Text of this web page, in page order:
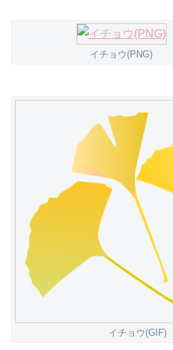
イチョウ(PNG)
イチョウ(GIF)